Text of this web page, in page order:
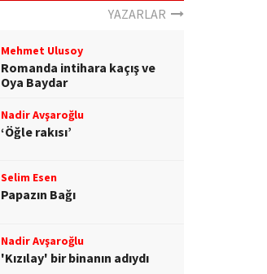
YAZARLAR
Mehmet Ulusoy
Romanda intihara kaçış ve
Oya Baydar
Nadir Avşaroğlu
‘Öğle rakısı’
Selim Esen
Papazın Bağı
Nadir Avşaroğlu
'Kızılay' bir binanın adıydı